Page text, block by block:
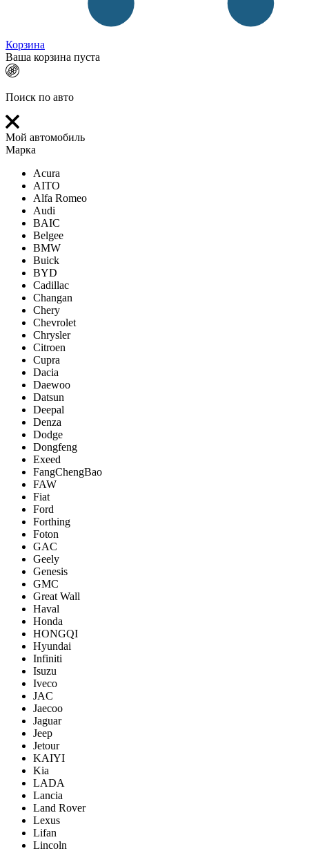
Корзина
Ваша корзина пуста
Поиск по авто
Мой автомобиль
Марка
Acura
AITO
Alfa Romeo
Audi
BAIC
Belgee
BMW
Buick
BYD
Cadillac
Changan
Chery
Chevrolet
Chrysler
Citroen
Cupra
Dacia
Daewoo
Datsun
Deepal
Denza
Dodge
Dongfeng
Exeed
FangChengBao
FAW
Fiat
Ford
Forthing
Foton
GAC
Geely
Genesis
GMC
Great Wall
Haval
Honda
HONGQI
Hyundai
Infiniti
Isuzu
Iveco
JAC
Jaecoo
Jaguar
Jeep
Jetour
KAIYI
Kia
LADA
Lancia
Land Rover
Lexus
Lifan
Lincoln